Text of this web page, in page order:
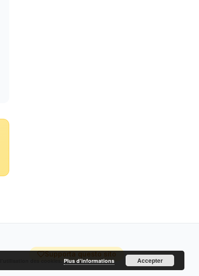
Supporta questo sito
Plus d’informations Accepter